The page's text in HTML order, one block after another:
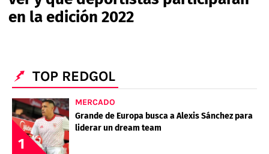
PALESTINO
GUÍAS
APUESTA DEL DÍA
FÚTBOL INTERNACIONAL
COPA SUDAMERICANA
PREMIER LEAGUE
CHAMPIONS LEAGUE
CHILENOS EN EL EXTERIOR
ALEXIS SANCHEZ
DARIO OSORIO
DAMIAN PIZARRO
TENIS
ELIMINATORIAS CONMEBOL
FEMENINO
en la edición 2022
TOP REDGOL
1
MERCADO
Grande de Europa busca a Alexis Sánchez para
liderar un dream team